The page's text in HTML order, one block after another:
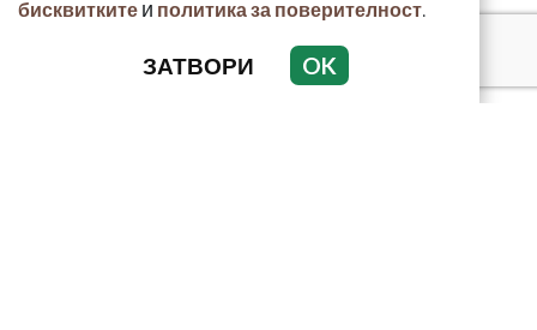
бисквитките и политика за поверителност.
ЗАТВОРИ OK